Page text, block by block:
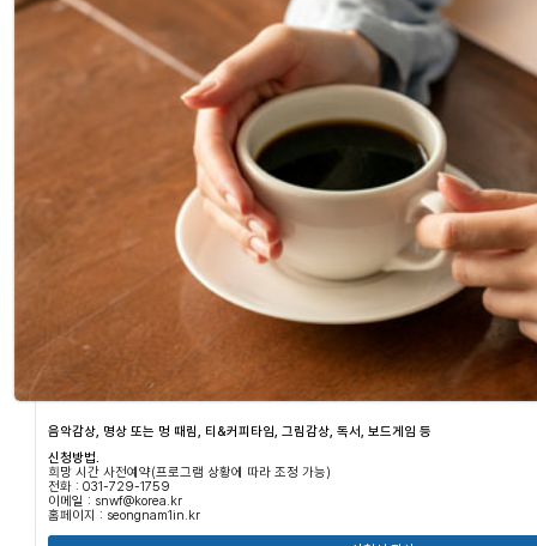
음악감상, 명상 또는 멍 때림, 티&커피타임, 그림감상, 독서, 보드게임 등
신청방법.
희망 시간 사전예약(프로그램 상황에 따라 조정 가능)
전화 : 031-729-1759
이메일 : snwf@korea.kr
홈페이지 : seongnam1in.kr